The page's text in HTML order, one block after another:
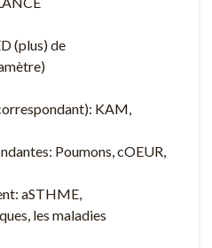
(plus) de
KAM,
Poumons, cOEUR,
aSTHME,
les maladies